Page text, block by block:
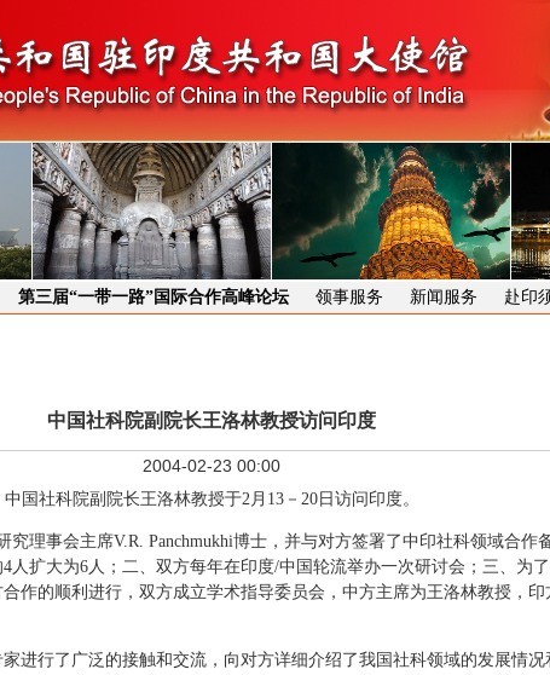
第三届“一带一路”国际合作高峰论坛 领事服务 新闻服务 赴印
中国社科院副院长王洛林教授访问印度
2004-02-23 00:00
国社科院副院长王洛林教授于2月13－20日访问印度。
究理事会主席V.R. Panchmukhi博士，并与对方签署了中印社科领域合作
人扩大为6人；二、双方每年在印度/中国轮流举办一次研讨会；三、为
作的顺利进行，双方成立学术指导委员会，中方主席为王洛林教授，
行了广泛的接触和交流，向对方详细介绍了我国社科领域的发展情况